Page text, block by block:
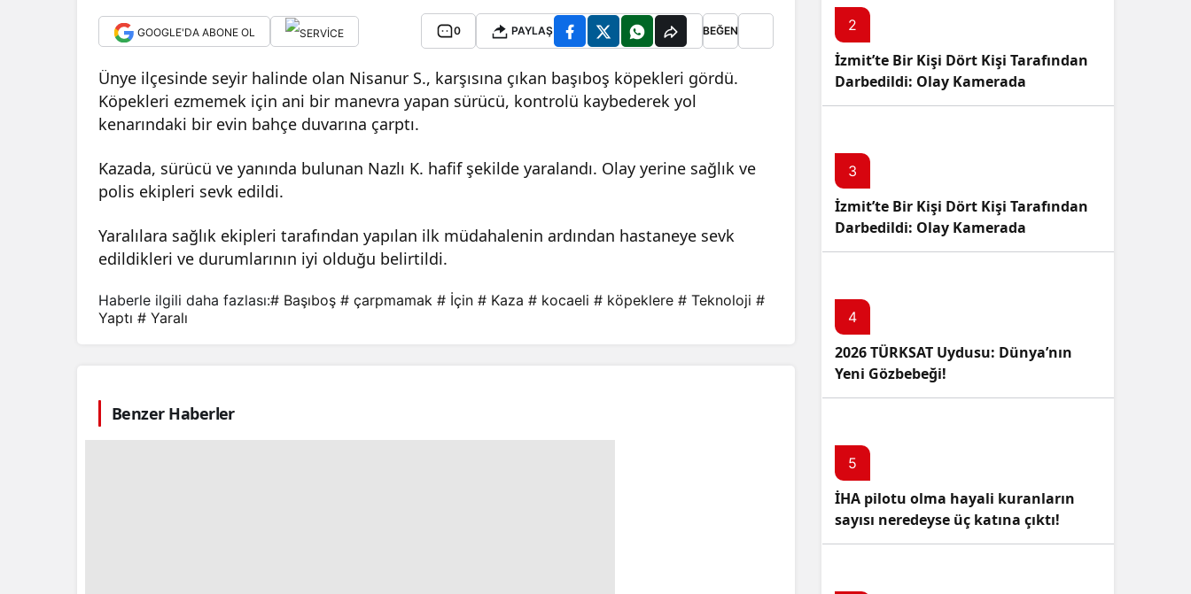
GOOGLE'DA ABONE OL 0 PAYLAŞ BEĞEN
Ünye ilçesinde seyir halinde olan Nisanur S., karşısına çıkan başıboş köpekleri gördü.
Köpekleri ezmemek için ani bir manevra yapan sürücü, kontrolü kaybederek yol
kenarındaki bir evin bahçe duvarına çarptı.
Kazada, sürücü ve yanında bulunan Nazlı K. hafif şekilde yaralandı. Olay yerine sağlık ve
polis ekipleri sevk edildi.
Yaralılara sağlık ekipleri tarafından yapılan ilk müdahalenin ardından hastaneye sevk
edildikleri ve durumlarının iyi olduğu belirtildi.
Haberle ilgili daha fazlası:# Başıboş # çarpmamak # İçin # Kaza # kocaeli # köpeklere # Teknoloji #
Yaptı # Yaralı
Benzer Haberler
2
İzmit’te Bir Kişi Dört Kişi Tarafından
Darbedildi: Olay Kamerada
3
İzmit’te Bir Kişi Dört Kişi Tarafından
Darbedildi: Olay Kamerada
4
2026 TÜRKSAT Uydusu: Dünya’nın
Yeni Gözbebeği!
5
İHA pilotu olma hayali kuranların
sayısı neredeyse üç katına çıktı!